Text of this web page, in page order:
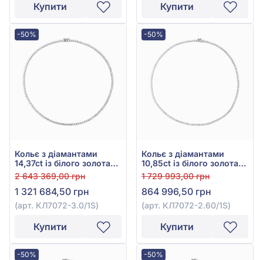
Купити Купити
-50%
Кольє з діамантами
14,37ct із білого золота
585°, арт. КЛ7072-3.0/1S
2 643 369,00 грн
1 321 684,50 грн
(арт. КЛ7072-3.0/1S)
Купити
-50%
Кольє з діамантами
10,85ct із білого золота
585°, арт. КЛ7072-2.60/1S
1 729 993,00 грн
864 996,50 грн
(арт. КЛ7072-2.60/1S)
Купити
-50% -50%